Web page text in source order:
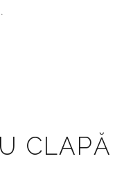
CLAPĂ